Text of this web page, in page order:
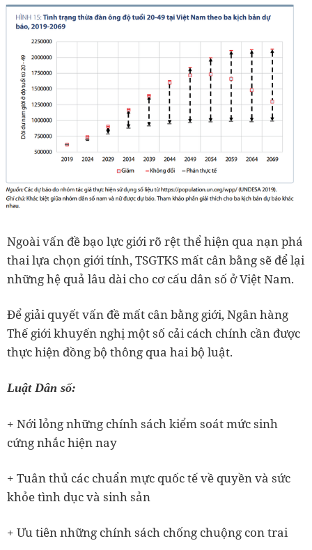
Ngoài vấn đề bạo lực giới rõ rệt thể hiện qua nạn phá
thai lựa chọn giới tính, TSGTKS mất cân bằng sẽ để lại
những hệ quả lâu dài cho cơ cấu dân số ở Việt Nam.
Để giải quyết vấn đề mất cân bằng giới, Ngân hàng
Thế giới khuyến nghị một số cải cách chính cần được
thực hiện đồng bộ thông qua hai bộ luật.
Luật Dân số:
+ Nới lỏng những chính sách kiểm soát mức sinh
cứng nhắc hiện nay
+ Tuân thủ các chuẩn mực quốc tế về quyền và sức
khỏe tình dục và sinh sản
+ Ưu tiên những chính sách chống chuộng con trai